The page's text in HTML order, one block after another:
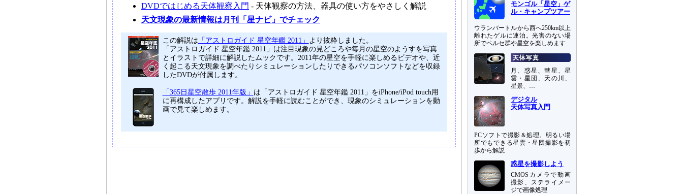
DVDではじめる天体観察入門 - 天体観察の方法、器具の使い方をやさしく解説
天文現象の最新情報は月刊「星ナビ」でチェック
この解説は 「アストロガイド 星空年鑑 2011」 より抜粋しました。
「アストロガイド 星空年鑑 2011」は注目現象の見どころや毎月の星空のようすを写真
とイラストで詳細に解説したムックです。2011年の星空を手軽に楽しめるビデオや、近
く起こる天文現象を調べたりシミュレーションしたりできるパソコンソフトなどを収録
したDVDが付属します。
「365日星空散歩 2011年版」 は「アストロガイド 星空年鑑 2011」をiPhone/iPod touch用
に再構成したアプリです。解説を手軽に読むことができ、現象のシミュレーションを動
画で見て楽しめます。
モンゴル「星空」ゲ
ル・キャンプツアー
ウランバートルから西へ250km以上
離れたゲルに連泊。光害のない場
所でペルセ群や星空を楽しめます
月、惑星、彗星、星
雲・星団、天の川、
星景、…
デジタル
天体写真入門
PCソフトで撮影＆処理。明るい場
所でもできる星雲・星団撮影を初
歩から解説
惑星を撮影しよう
CMOSカメラで動画
撮影、ステライメー
ジで画像処理